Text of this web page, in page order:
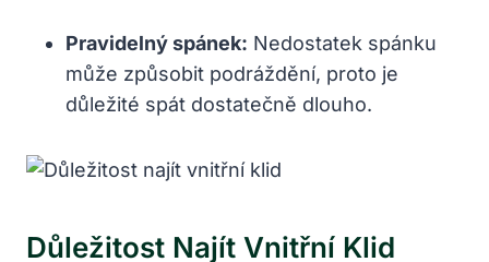
Pravidelný spánek: Nedostatek spánku
může způsobit podráždění, proto je
důležité spát dostatečně dlouho.
Důležitost Najít Vnitřní Klid